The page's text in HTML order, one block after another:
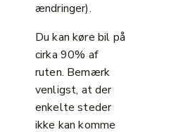
ændringer).
Du kan køre bil på
cirka 90% af
ruten. Bemærk
venligst, at der
enkelte steder
ikke kan komme